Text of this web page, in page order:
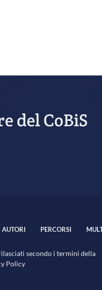
del CoBiS
AUTORI PERCORSI
secondo i termini della
Policy